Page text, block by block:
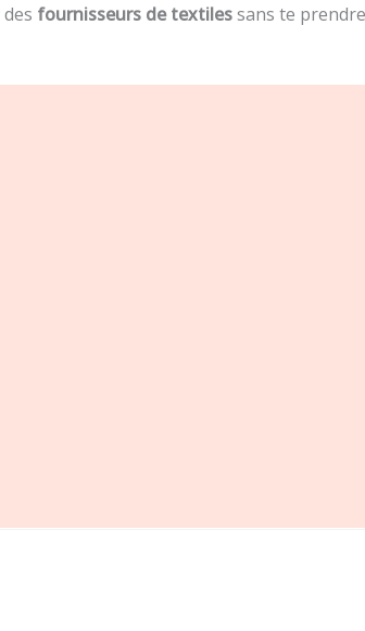
fournisseurs de textilessans te